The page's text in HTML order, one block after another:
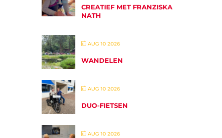
CREATIEF MET FRANZISKA
NATH
AUG 10 2026
WANDELEN
AUG 10 2026
DUO-FIETSEN
AUG 10 2026